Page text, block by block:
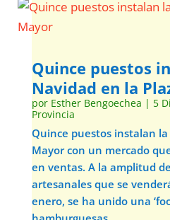
Quince puestos
Navidad en la
por Esther Bengoechea | 5
Provincia
Quince puestos instalan
Mayor con un mercado
en ventas. A la amplitud
artesanales que se
enero, se ha unido una